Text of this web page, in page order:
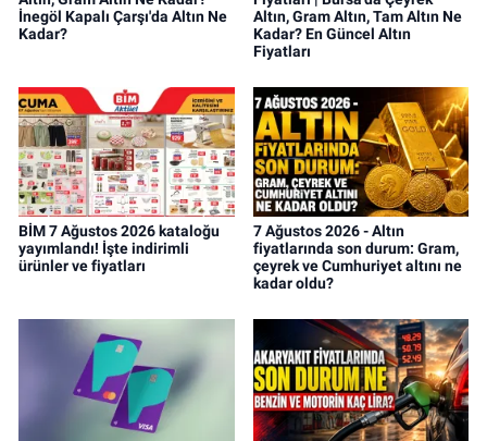
İnegöl Kapalı Çarşı'da Altın Ne
Kadar?
Altın, Gram Altın, Tam Altın Ne
Kadar? En Güncel Altın
Fiyatları
BİM 7 Ağustos 2026 kataloğu
yayımlandı! İşte indirimli
ürünler ve fiyatları
7 Ağustos 2026 - Altın
fiyatlarında son durum: Gram,
çeyrek ve Cumhuriyet altını ne
kadar oldu?